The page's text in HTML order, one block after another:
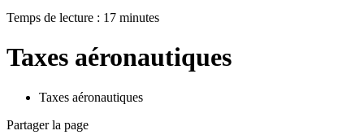
Temps de lecture : 17 minutes
Taxes aéronautiques
Taxes aéronautiques
Partager la page